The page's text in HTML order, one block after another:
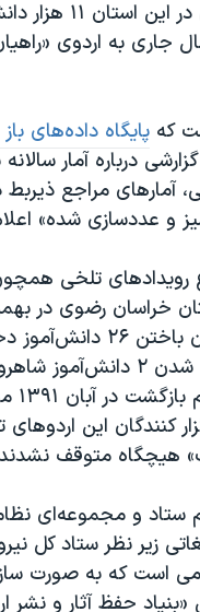
سپاه پاسداران در
جاری به اردوی
که پایگاه داده‌های باز
درباره آمار سالانه
آمارهای مراجع ذیربط
و عددسازی شده»
رویدادهای تلخی
اتوبوس و جان باختن
۱۳۹۱ یا کشته شدن ۲
کنندگان این اردوهای
هیچگاه متوقف
ستاد و مجموعه‌ای
زیر نظر ستاد کل
است که به صورت
حفظ آثار و نشر